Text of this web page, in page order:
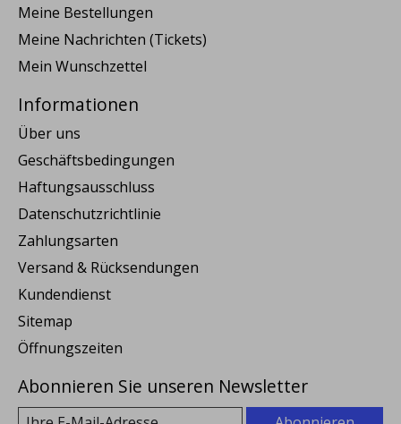
Meine Bestellungen
Meine Nachrichten (Tickets)
Mein Wunschzettel
Informationen
Über uns
Geschäftsbedingungen
Haftungsausschluss
Datenschutzrichtlinie
Zahlungsarten
Versand & Rücksendungen
Kundendienst
Sitemap
Öffnungszeiten
Abonnieren Sie unseren Newsletter